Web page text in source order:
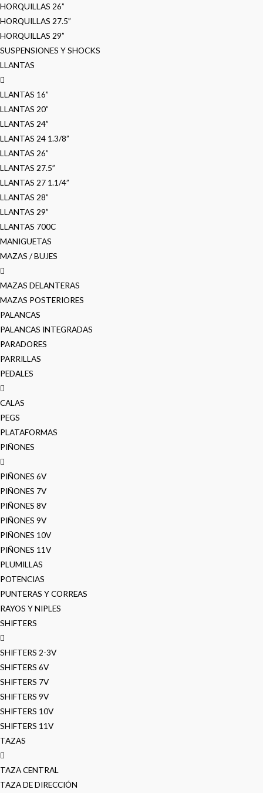
HORQUILLAS 26”
HORQUILLAS 27.5”
HORQUILLAS 29”
SUSPENSIONES Y SHOCKS
LLANTAS
LLANTAS 16”
LLANTAS 20”
LLANTAS 24”
LLANTAS 24 1.3/8”
LLANTAS 26”
LLANTAS 27.5”
LLANTAS 27 1.1/4”
LLANTAS 28”
LLANTAS 29”
LLANTAS 700C
MANIGUETAS
MAZAS / BUJES
MAZAS DELANTERAS
MAZAS POSTERIORES
PALANCAS
PALANCAS INTEGRADAS
PARADORES
PARRILLAS
PEDALES
CALAS
PEGS
PLATAFORMAS
PIÑONES
PIÑONES 6V
PIÑONES 7V
PIÑONES 8V
PIÑONES 9V
PIÑONES 10V
PIÑONES 11V
PLUMILLAS
POTENCIAS
PUNTERAS Y CORREAS
RAYOS Y NIPLES
SHIFTERS
SHIFTERS 2-3V
SHIFTERS 6V
SHIFTERS 7V
SHIFTERS 9V
SHIFTERS 10V
SHIFTERS 11V
TAZAS
TAZA CENTRAL
TAZA DE DIRECCIÓN